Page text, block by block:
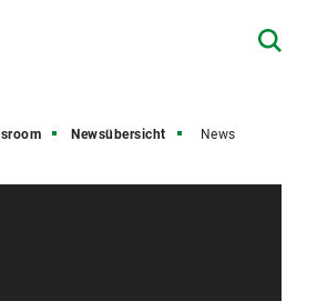
Newsübersicht News